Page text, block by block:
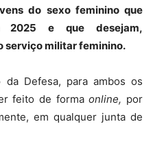
do sexo feminino que
2025 e que desejam,
serviço militar feminino.
Defesa, para ambos os
feito de formaonline, por
em qualquer junta de